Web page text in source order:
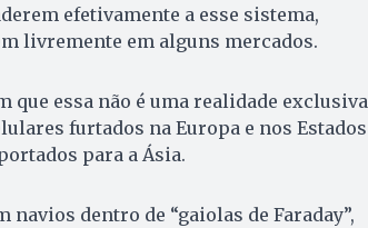
efetivamente a esse sistema,
livremente em alguns mercados.
essa não é uma realidade exclusiva
furtados na Europa e nos Estados
para a Ásia.
navios dentro de “gaiolas de Faraday”,